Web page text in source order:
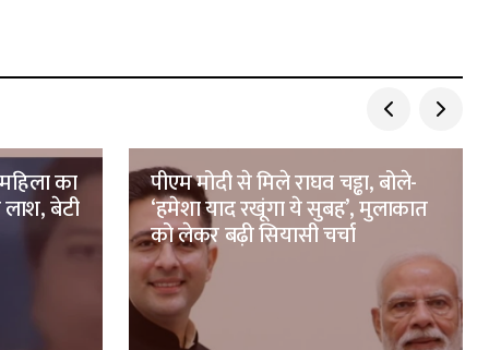
का
बेटी
पीएम मोदी से मिले राघव चड्ढा, बोले-
‘हमेशा याद रखूंगा ये सुबह’, मुलाकात
को लेकर बढ़ी सियासी चर्चा